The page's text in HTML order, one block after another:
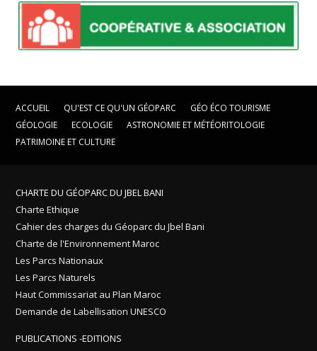
ACCUEIL QU'EST CE QU'UN GÉOPARC
GÉO ÉCO TOURISME
GÉOLOGIE
ECOLOGIE
ASTRONOMIE ET MÉTÉORITOLOGIE
PATRIMOINE ET CULTURE
CHARTE DU GÉOPARC DU JBEL BANI
Charte Ethique
Cahier des charges du Géoparc du Jbel Bani
Charte de l'Environnement Maroc
Les Parcs Nationaux
Les Parcs Naturels
Haut Commissariat au Plan Maroc
Demande de Labellisation UNESCO
PUBLICATIONS -EDITIONS